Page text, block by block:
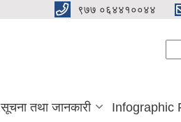
९७७ ०६४४१००४४
सूचना तथा जानकारी Infographic